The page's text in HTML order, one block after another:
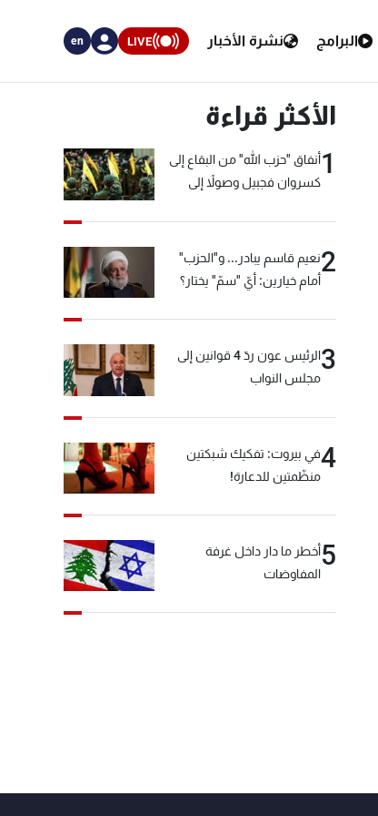
البرامج نشرة الأخبار LIVE
en
الأكثر قراءة
1أنفاق "حزب الله" من البقاع إلى
كسروان فجبيل وصولاً إلى
2نعيم قاسم يبادر... و"الحزب"
أمام خيارين: أيّ "سمّ" يختار؟
3
الرئيس عون ردّ 4 قوانين إلى
مجلس النواب
4في بيروت: تفكيك شبكتين
منظّمتين للدعارة!
5أخطر ما دار داخل غرفة
المفاوضات